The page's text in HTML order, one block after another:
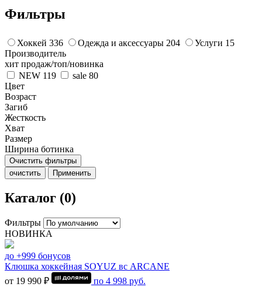
Фильтры
Хоккей 336 Одежда и аксессуары 204 Услуги 15
Производитель
хит продаж/топ/новинка
NEW 119 sale 80
Цвет
Возраст
Загиб
Жесткость
Хват
Размер
Ширина ботинка
Очистить фильтры
очистить
Применить
Каталог (0)
Фильтры
НОВИНКА
до +999 бонусов
Клюшка хоккейная SOYUZ вс ARCANE
от 19 990 ₽
по 4 998 руб.